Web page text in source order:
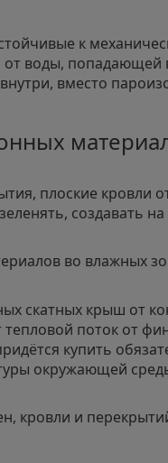
к
воды, попадающей
вместо
плоские кровли
создавать
во влажных
скатных крыш от
поток от
купить
окружающей
кровли и